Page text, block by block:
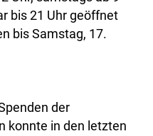
bis 21 Uhr geöffnet
bis Samstag, 17.
der
konnte in den letzten